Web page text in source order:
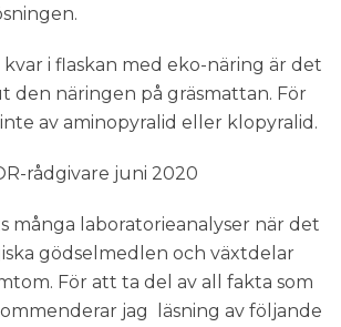
i flaskan med eko-näring är det
den näringen på gräsmattan. För
av aminopyralid eller klopyralid.
rådgivare juni 2020
många laboratorieanalyser när det
gödselmedlen och växtdelar
För att ta del av all fakta som
jag läsning av följande